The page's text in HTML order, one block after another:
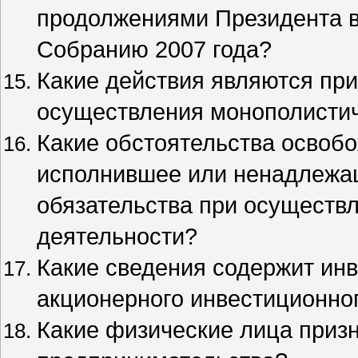
продолжениями Президента
Собранию 2007 года?
Какие действия являются
осуществления
Какие обстоятельства
исполнившее или
обязательства при
деятельности?
Какие сведения содержит
акционерного
Какие физические лица